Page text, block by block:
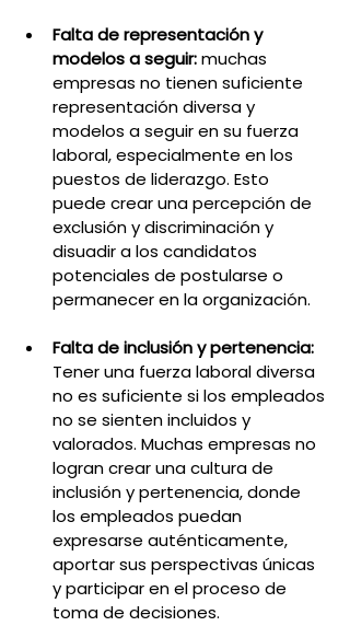
Falta de representación y
modelos a seguir: muchas
empresas no tienen suficiente
representación diversa y
modelos a seguir en su fuerza
laboral, especialmente en los
puestos de liderazgo. Esto
puede crear una percepción de
exclusión y discriminación y
disuadir a los candidatos
potenciales de postularse o
permanecer en la organización.
Falta de inclusión y pertenencia:
Tener una fuerza laboral diversa
no es suficiente si los empleados
no se sienten incluidos y
valorados. Muchas empresas no
logran crear una cultura de
inclusión y pertenencia, donde
los empleados puedan
expresarse auténticamente,
aportar sus perspectivas únicas
y participar en el proceso de
toma de decisiones.